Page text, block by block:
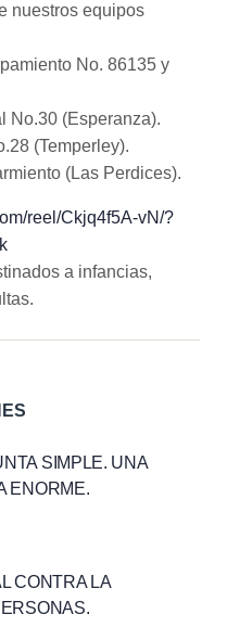
nuestros equipos
No. 86135 y
No.30 (Esperanza).
(Temperley).
(Las Perdices).
reel/Ckjq4f5A-vN/?
a infancias,
SIMPLE. UNA
ENORME.
CONTRA LA